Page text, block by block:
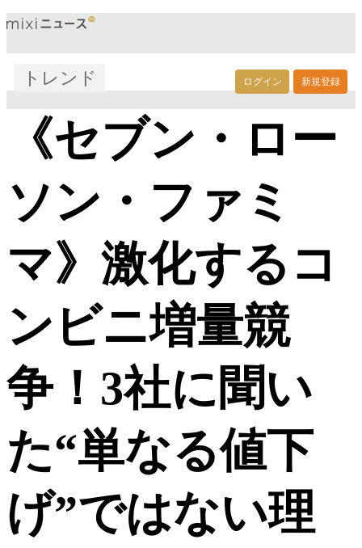
ログイン 新規登録
トレンド
《セブン・ロー
ソン・ファミ
マ》激化するコ
ンビニ増量競
争！3社に聞い
た“単なる値下
げ”ではない理